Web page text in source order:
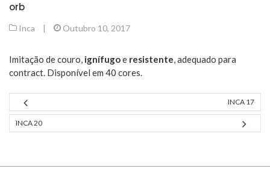
orb
Inca | Outubro 10, 2017
Imitação de couro, ignífugoe resistente, adequado para
contract. Disponível em 40 cores.
INCA 17
INCA 20